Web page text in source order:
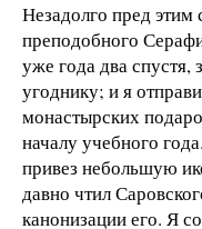
Незадолго пред этим
преподобного
уже года два спустя,
угоднику; и я
монастырских
началу учебного
привез небольшую
давно чтил
канонизации его. Я